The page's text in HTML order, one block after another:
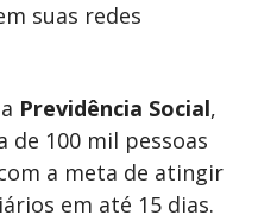
suas redes
Previdência Social,
de 100 mil pessoas
a meta de atingir
em até 15 dias.